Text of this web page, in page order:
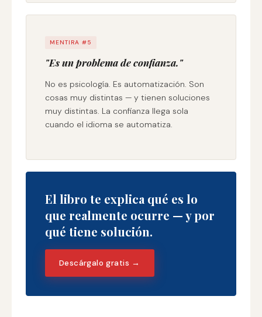
MENTIRA #5
"Es un problema de confianza."
No es psicología. Es automatización. Son
cosas muy distintas — y tienen soluciones
muy distintas. La confianza llega sola
cuando el idioma se automatiza.
El libro te explica qué es lo
que realmente ocurre — y por
qué tiene solución.
Descárgalo gratis →